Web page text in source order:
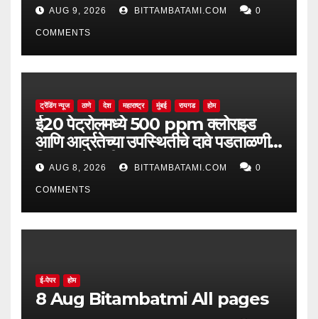
AUG 9, 2026 BITTAMBATAMI.COM 0
COMMENTS
ट्रेंडिंग न्यूज ठाणे देश महाराष्ट्र मुंबई रायगड होम
ई20 पेट्रोलमध्ये 500 ppm क्लोराइड
आणि आर्द्रतेच्या उपस्थितीचे दावे पडताळणीत
सिद्ध झाले नाहीत
AUG 8, 2026 BITTAMBATAMI.COM 0
COMMENTS
ई-पेपर होम
8 Aug Bitambatmi All pages